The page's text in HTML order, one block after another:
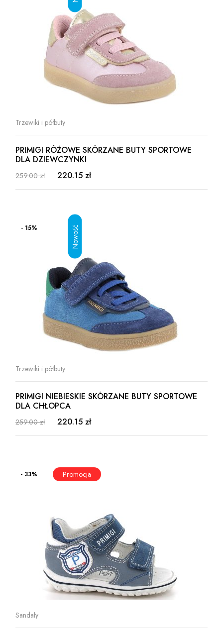
Trzewiki i półbuty
PRIMIGI RÓŻOWE SKÓRZANE BUTY SPORTOWE
DLA DZIEWCZYNKI
259.00 zł 220.15 zł
- 15%
Trzewiki i półbuty
PRIMIGI NIEBIESKIE SKÓRZANE BUTY SPORTOWE
DLA CHŁOPCA
259.00 zł 220.15 zł
- 33%
Sandały